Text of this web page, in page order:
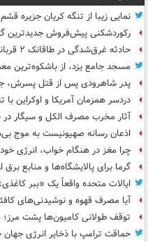
نمایی زیبا از تنگه کریان جزیره قشم
رکوردشکنی پیش‌فروش
حادثه غرق‌شدگی در طاقانک ۲ قربانی گرفت
مسجد جامع یزد، از باشکوه‌ترین
پدر شاهرودی پس از قتل پسرش،
دردسر همزمان آمریکا و اوکراین
آثار مخرب مصرف الکل و سیگار در
اذعان رسانه صهیونیست به موج
چرا مغز در هنگام خواب، انرژی
گرما برای پالایشگاه‌ها و منابع برق
ایالات متحده واقعاً یک «ببر
آیا مصرف قهوه و نوشیدنی‌های
توقف طولانی کامیون‌ها پشت
حماقت ترامپ با ذخایر انرژی جهان